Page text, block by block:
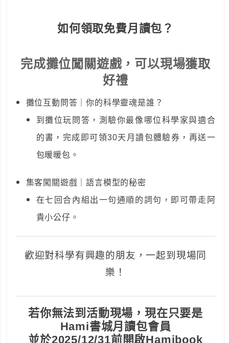
如何領取免費月讀包？
完成攤位闖關遊戲，可以現場獲取
好禮
攤位互動問答｜你的科學靈魂是誰？
到攤位玩問答，測驗你最像哪位科學家與適合
的書，完成即可領30天月讀包體驗券，再送一
包暖暖包。
集客闖關遊戲｜語言模型的秘密
在七回合內組出一句通順的詞句，即可帶走阿
貴小公仔。
歡迎對科學有興趣的朋友，一起到現場同
樂！
若你無法到活動現場，現在只要是
Hami書城月讀包會員
並於2025/12/31前 開啟Hamibook